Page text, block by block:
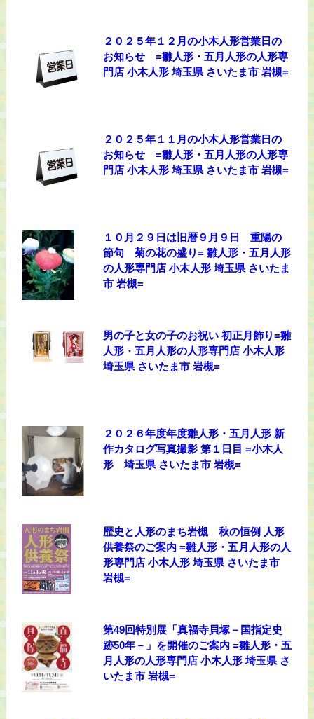
２０２５年１２月の小木人形営業日の
お知らせ =雛人形・五月人形の人形専
門店 小木人形 埼玉県 さいたま市 岩槻=
２０２５年１１月の小木人形営業日の
お知らせ =雛人形・五月人形の人形専
門店 小木人形 埼玉県 さいたま市 岩槻=
１０月２９日は旧暦９月９日 重陽の
節句 菊の花の盛り= 雛人形・五月人形
の人形専門店 小木人形 埼玉県 さいたま
市 岩槻=
男の子と女の子のお祝い 初正月飾り=雛
人形・五月人形の人形専門店 小木人形
埼玉県 さいたま市 岩槻=
２０２６年度年度雛人形・五月人形 新
作カタログ写真撮影 第１日目 =小木人
形 埼玉県 さいたま市 岩槻=
歴史と人形のまち岩槻 秋の恒例 人形
供養祭のご案内 =雛人形・五月人形の人
形専門店 小木人形 埼玉県 さいたま市
岩槻=
第49回特別展「真福寺貝塚－国指定史
跡50年－」を開催のご案内 =雛人形・五
月人形の人形専門店 小木人形 埼玉県 さ
いたま市 岩槻=